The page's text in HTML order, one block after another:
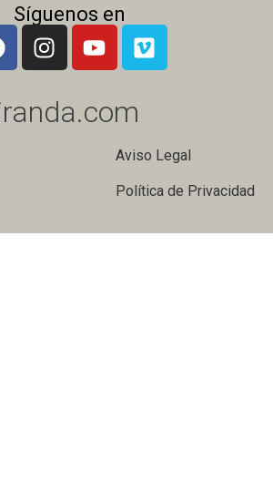
Síguenos en
Aviso Legal
Política de Privacidad